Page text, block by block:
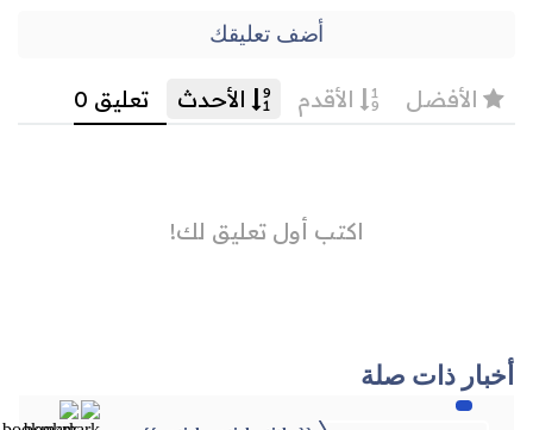
أضف تعليقك
أخبار ذات صلة